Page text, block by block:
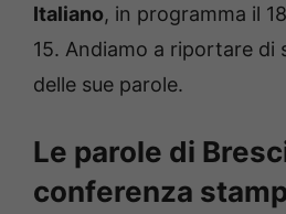
Italiano, in programma il
15. Andiamo a riportare di
delle sue parole.
Le parole di
conferenza